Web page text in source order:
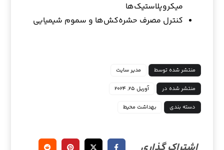
میکروپلاستیک‌ها
کنترل مصرف حشره‌کش‌ها و سموم شیمیایی
منتشر شده توسط مدیر سایت
منتشر شده در آوریل ۲۵, ۲۰۲۴
دسته بندی بهداشت محیط